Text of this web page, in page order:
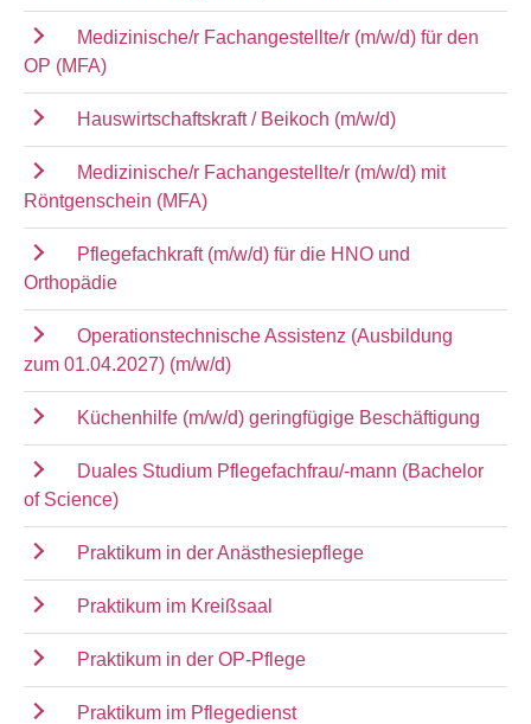
Medizinische/r Fachangestellte/r (m/w/d) für den
OP (MFA)
Hauswirtschaftskraft / Beikoch (m/w/d)
Medizinische/r Fachangestellte/r (m/w/d) mit
Röntgenschein (MFA)
Pflegefachkraft (m/w/d) für die HNO und
Orthopädie
Operationstechnische Assistenz (Ausbildung
zum 01.04.2027) (m/w/d)
Küchenhilfe (m/w/d) geringfügige Beschäftigung
Duales Studium Pflegefachfrau/-mann (Bachelor
of Science)
Praktikum in der Anästhesiepflege
Praktikum im Kreißsaal
Praktikum in der OP-Pflege
Praktikum im Pflegedienst